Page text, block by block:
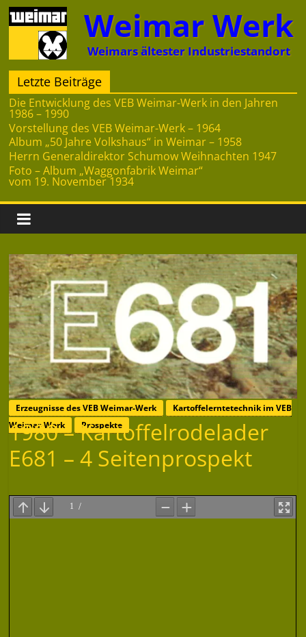
Zum
Inhalt
springen
Weimar Werk
Weimars ältester Industriestandort
Letzte Beiträge
Die Entwicklung des VEB Weimar-Werk in den Jahren
1986 – 1990
Vorstellung des VEB Weimar-Werk – 1964
Album „50 Jahre Volkshaus“ in Weimar – 1958
Herrn Generaldirektor Schumow Weihnachten 1947
Foto – Album „Waggonfabrik Weimar“
vom 19. November 1934
Erzeugnisse des VEB Weimar-Werk
Kartoffelerntetechnik im VEB
Weimar-Werk
Prospekte
1980 – Kartoffelrodelader
E681 – 4 Seitenprospekt